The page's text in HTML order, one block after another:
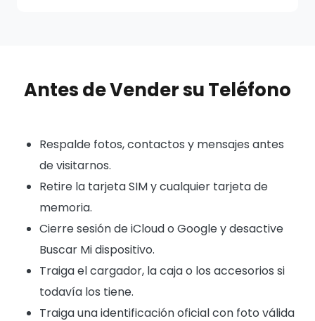
Antes de Vender su Teléfono
Respalde fotos, contactos y mensajes antes
de visitarnos.
Retire la tarjeta SIM y cualquier tarjeta de
memoria.
Cierre sesión de iCloud o Google y desactive
Buscar Mi dispositivo.
Traiga el cargador, la caja o los accesorios si
todavía los tiene.
Traiga una identificación oficial con foto válida